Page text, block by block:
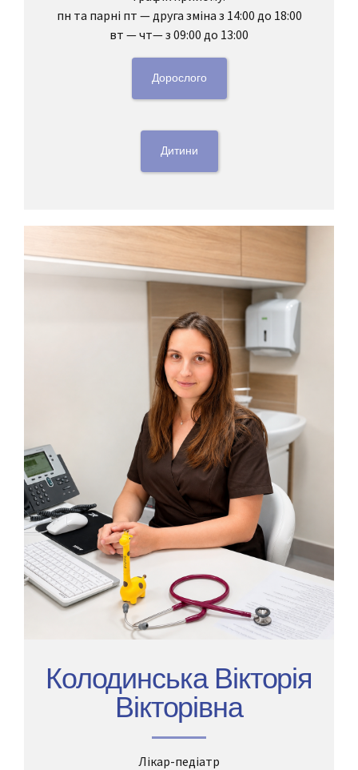
пн та парні пт — друга зміна з 14:00 до 18:00
вт — чт— з 09:00 до 13:00
Дорослого
Дитини
Колодинська Вікторія
Вікторівна
Лікар-педіатр